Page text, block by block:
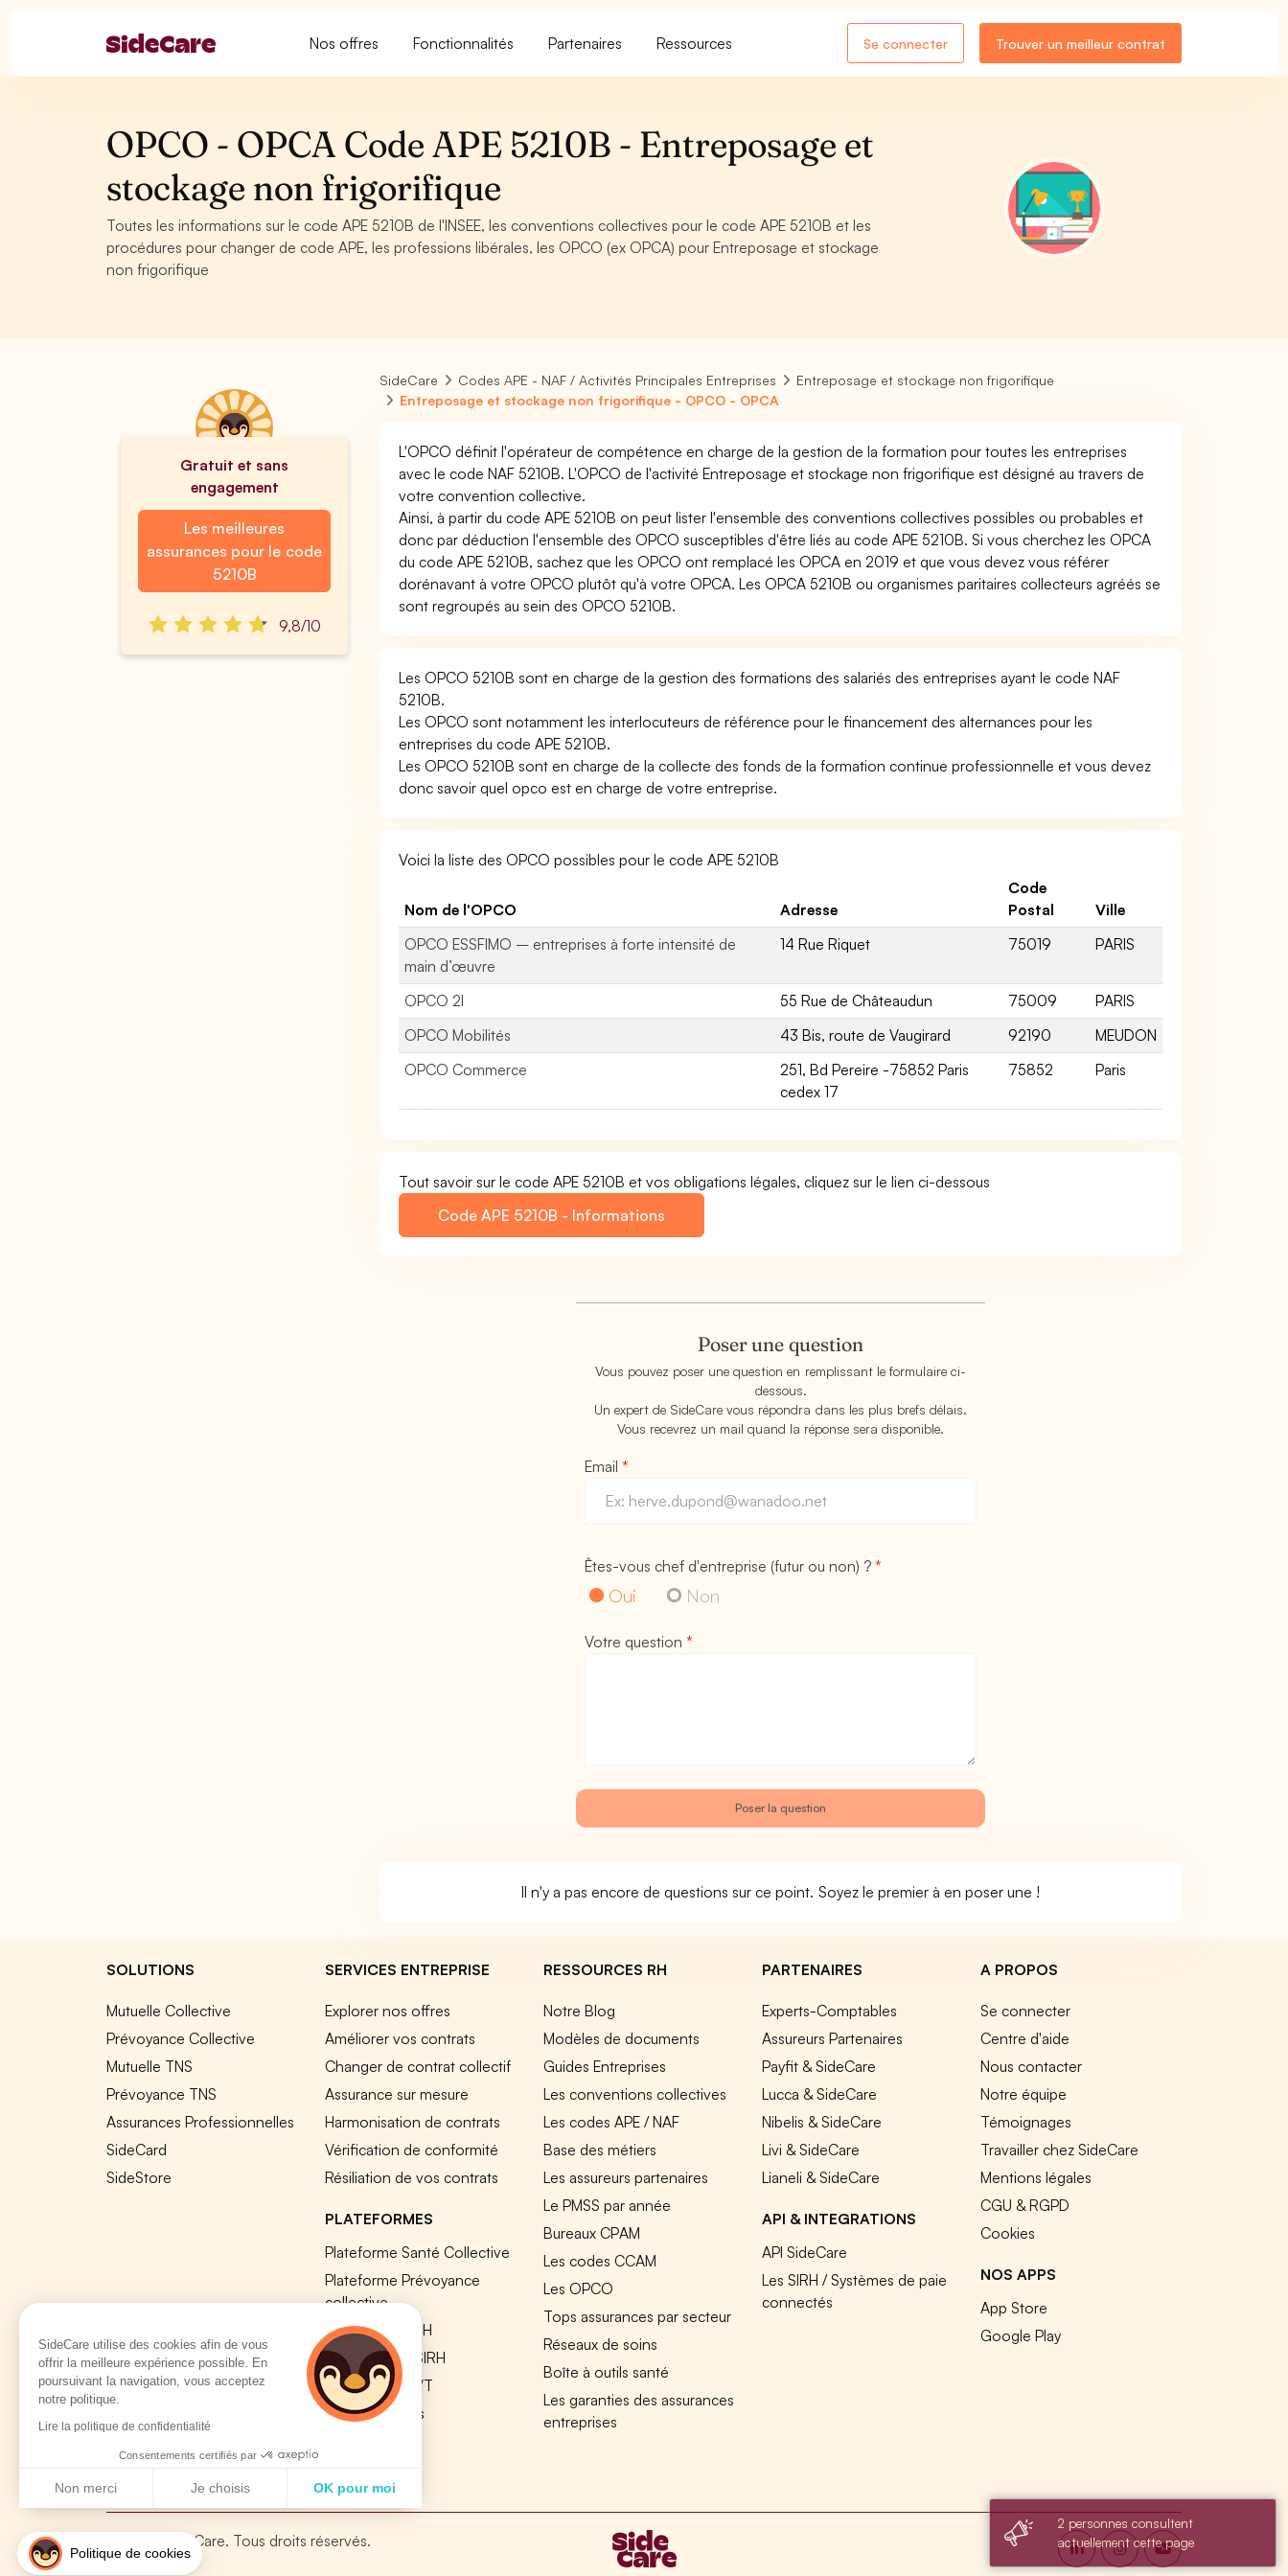
Nos offres Fonctionnalités Partenaires Ressources Se connecter Trouver un meilleur contrat
OPCO - OPCA Code APE 5210B - Entreposage et
stockage non frigorifique
Toutes les informations sur le code APE 5210B de l'INSEE, les conventions collectives pour le code APE 5210B et les
procédures pour changer de code APE, les professions libérales, les OPCO (ex OPCA) pour Entreposage et stockage
non frigorifique
Gratuit et sans
engagement
Les meilleures
assurances pour le code
5210B
9,8/10
SideCare Codes APE - NAF / Activités Principales Entreprises
Entreposage et stockage non frigorifique
Entreposage et stockage non frigorifique - OPCO - OPCA
L'OPCO définit l'opérateur de compétence en charge de la gestion de la formation pour toutes les entreprises
avec le code NAF 5210B. L'OPCO de l'activité Entreposage et stockage non frigorifique est désigné au travers de
votre convention collective.
Ainsi, à partir du code APE 5210B on peut lister l'ensemble des conventions collectives possibles ou probables et
donc par déduction l'ensemble des OPCO susceptibles d'être liés au code APE 5210B. Si vous cherchez les OPCA
du code APE 5210B, sachez que les OPCO ont remplacé les OPCA en 2019 et que vous devez vous référer
dorénavant à votre OPCO plutôt qu'à votre OPCA. Les OPCA 5210B ou organismes paritaires collecteurs agréés se
sont regroupés au sein des OPCO 5210B.
Les OPCO 5210B sont en charge de la gestion des formations des salariés des entreprises ayant le code NAF
5210B.
Les OPCO sont notamment les interlocuteurs de référence pour le financement des alternances pour les
entreprises du code APE 5210B.
Les OPCO 5210B sont en charge de la collecte des fonds de la formation continue professionnelle et vous devez
donc savoir quel opco est en charge de votre entreprise.
Voici la liste des OPCO possibles pour le code APE 5210B
Nom de l'OPCO Adresse
Code
Postal
Ville
OPCO ESSFIMO – entreprises à forte intensité de
main d’œuvre
14 Rue Riquet 75019 PARIS
OPCO 2I 55 Rue de Châteaudun 75009
PARIS
OPCO Mobilités
43 Bis, route de Vaugirard 92190
MEUDON
OPCO Commerce
251, Bd Pereire -75852 Paris
cedex 17
75852 Paris
Tout savoir sur le code APE 5210B et vos obligations légales, cliquez sur le lien ci-dessous
Code APE 5210B - Informations
Poser une question
Vous pouvez poser une question en remplissant le formulaire ci-
dessous.
Un expert de SideCare vous répondra dans les plus brefs délais.
Vous recevrez un mail quand la réponse sera disponible.
Email *
Êtes-vous chef d'entreprise (futur ou non) ? *
Oui Non
Votre question *
Il n'y a pas encore de questions sur ce point. Soyez le premier à en poser une !
SOLUTIONS
Mutuelle Collective
Prévoyance Collective
Mutuelle TNS
Prévoyance TNS
Assurances Professionnelles
SideCard
SideStore
SERVICES ENTREPRISE
Explorer nos offres
Améliorer vos contrats
Changer de contrat collectif
Assurance sur mesure
Harmonisation de contrats
Vérification de conformité
Résiliation de vos contrats
PLATEFORMES
Plateforme Santé Collective
Plateforme Prévoyance
collective
Plateforme SIRH
Nos modules SIRH
Plateforme QVT
Tous nos outils
RESSOURCES RH
Notre Blog
Modèles de documents
Guides Entreprises
Les conventions collectives
Les codes APE / NAF
Base des métiers
Les assureurs partenaires
Le PMSS par année
Bureaux CPAM
Les codes CCAM
Les OPCO
Tops assurances par secteur
Réseaux de soins
Boîte à outils santé
Les garanties des assurances
entreprises
PARTENAIRES
Experts-Comptables
Assureurs Partenaires
Payfit & SideCare
Lucca & SideCare
Nibelis & SideCare
Livi & SideCare
Lianeli & SideCare
API & INTEGRATIONS
API SideCare
Les SIRH / Systèmes de paie
connectés
A PROPOS
Se connecter
Centre d'aide
Nous contacter
Notre équipe
Témoignages
Travailler chez SideCare
Mentions légales
CGU & RGPD
Cookies
NOS APPS
App Store
Google Play
© 2026 SideCare. Tous droits réservés.
SideCare utilise des cookies afin de vous
offrir la meilleure expérience possible. En
poursuivant la navigation, vous acceptez
notre politique.
Lire la politique de confidentialité
Consentements certifiés par
Non merci Je choisis OK pour moi
Notre plateforme vous permet d'adapter et de gérer vos paramètres de confidentialité, en garantissant la conformité avec les réglementations. Personnalisez vos préférences pour
Politique de cookies
2 personnes consultent
actuellement cette page